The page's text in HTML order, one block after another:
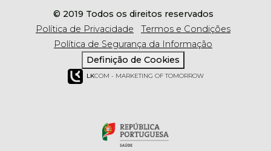
© 2019 Todos os direitos reservados
Política de Privacidade
Termos e Condições
Política de Segurança da Informação
Definição de Cookies
LKCOM - MARKETING OF TOMORROW